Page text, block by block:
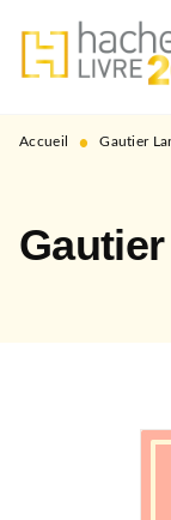
MENU
PIED DE PAGE
Accueil • Gautier